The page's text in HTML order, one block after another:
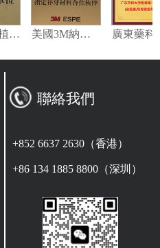
瑞士ITI种植系统技术合作单位
聯絡我們
+852 6637 2630（香港）
+86 134 1885 8800（深圳）